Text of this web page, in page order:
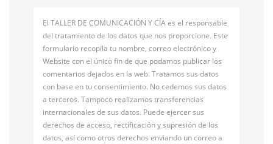
El TALLER DE COMUNICACIÓN Y CÍA es el responsable
del tratamiento de los datos que nos proporcione. Este
formulario recopila tu nombre, correo electrónico y
Website con el único fin de que podamos publicar los
comentarios dejados en la web. Tratamos sus datos
con base en tu consentimiento. No cedemos sus datos
a terceros. Tampoco realizamos transferencias
internacionales de sus datos. Puede ejercer sus
derechos de acceso, rectificación y supresión de los
datos, así como otros derechos enviando un correo a